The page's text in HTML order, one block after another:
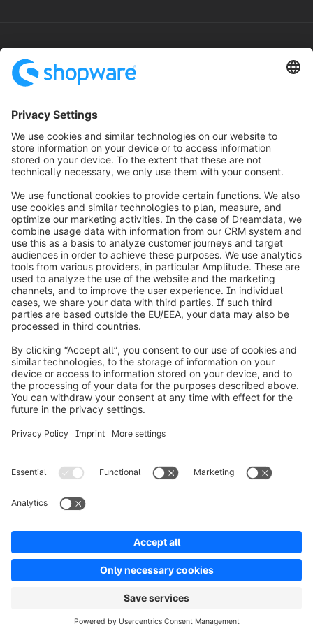
¹ Gebaseerd op het Gartner Magic Quadrant voor iPaaS en MuleSoft-
onderzoek
² Beschikbaarheidsdoelstellingen variëren per Shopware PaaS-
zoals vastgelegd in de toepasselijke SLA-voorwaarden. De
maandelijkse uptime-doelstelling van 99,99% geldt uitsluitend voor
in aanmerking komende Shopware PaaS Medium/Large-
aanbiedingen. Voor Shopware PaaS Small en Shopware PaaS Light
gelden afwijkende beschikbaarheidsdoelstellingen en
servicevoorwaarden.
info@shopware.com
Over Shopware
Product
Oplossingen
Resources
Terms & ConditionsPrivacyLegal notice
Copyright © shopware AG - All rights reserved